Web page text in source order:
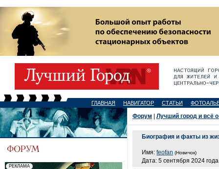
ГЛАВНАЯ НАВИГАТОР СТАТЬИ
Форум Лучший город и всё
Биография и факты из
Имя: feofan (Новичок)
Дата: 5 сентября 2024